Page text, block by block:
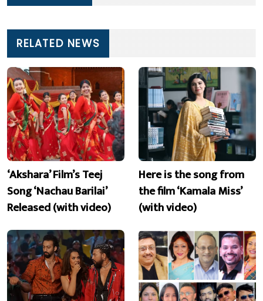
RELATED NEWS
‘Akshara’ Film’s Teej
Song ‘Nachau Barilai’
Released (with video)
Here is the song from
the film ‘Kamala Miss’
(with video)